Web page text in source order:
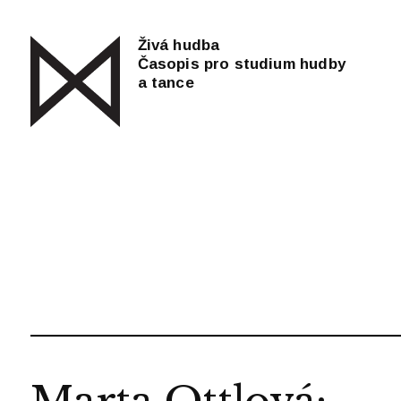
Živá hudba
Časopis pro studium hudby
a tance